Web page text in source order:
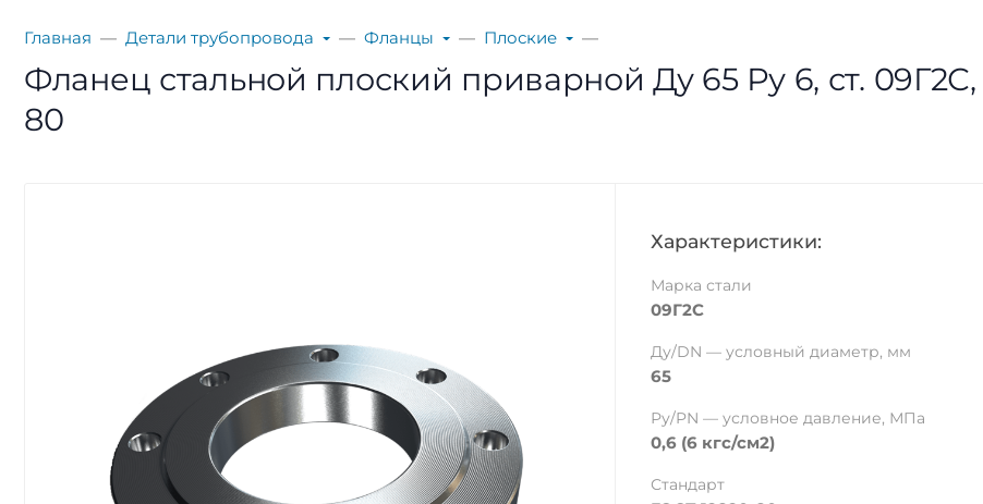
Главная Детали трубопровода Фланцы Плоские
Фланец стальной плоский приварной Ду 65 Ру 6, ст.
80
Характеристики:
Марка стали
09Г2С
Ду/DN — условный диаметр, мм
65
Ру/PN — условное давление, МПа
0,6 (6 кгс/см2)
Стандарт